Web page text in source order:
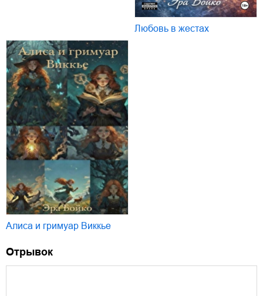
Любовь в жестах
Алиса и гримуар Виккье
Отрывок